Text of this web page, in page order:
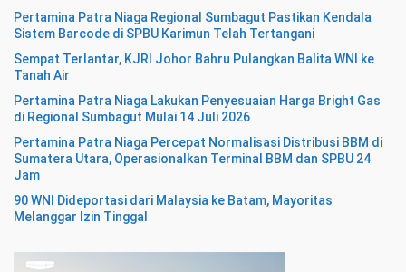
Pertamina Patra Niaga Regional Sumbagut Pastikan Kendala
Sistem Barcode di SPBU Karimun Telah Tertangani
Sempat Terlantar, KJRI Johor Bahru Pulangkan Balita WNI ke
Tanah Air
Pertamina Patra Niaga Lakukan Penyesuaian Harga Bright Gas
di Regional Sumbagut Mulai 14 Juli 2026
Pertamina Patra Niaga Percepat Normalisasi Distribusi BBM di
Sumatera Utara, Operasionalkan Terminal BBM dan SPBU 24
Jam
90 WNI Dideportasi dari Malaysia ke Batam, Mayoritas
Melanggar Izin Tinggal